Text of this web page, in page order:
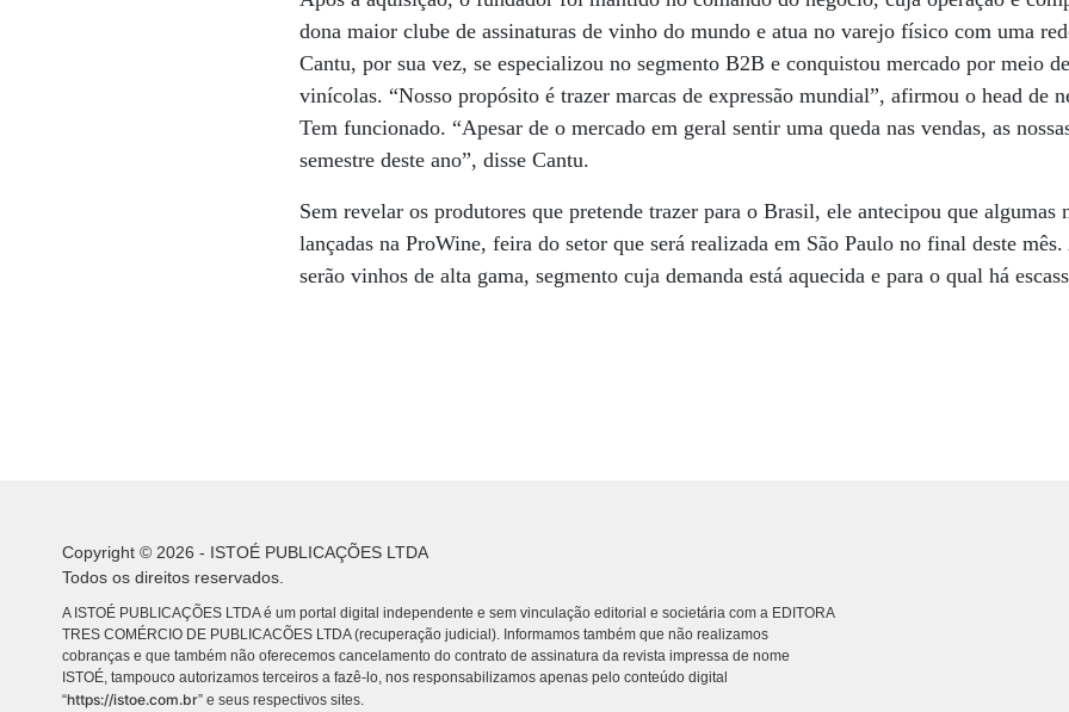
dona maior clube de assinaturas de vinho do mundo e atua no varejo físico com uma
Cantu, por sua vez, se especializou no segmento B2B e conquistou mercado por meio
vinícolas. “Nosso propósito é trazer marcas de expressão mundial”, afirmou o head de
Tem funcionado. “Apesar de o mercado em geral sentir uma queda nas vendas, as
semestre deste ano”, disse Cantu.
Sem revelar os produtores que pretende trazer para o Brasil, ele antecipou que algumas
lançadas na ProWine, feira do setor que será realizada em São Paulo no final deste
serão vinhos de alta gama, segmento cuja demanda está aquecida e para o qual há
Copyright © 2026 - ISTOÉ PUBLICAÇÕES LTDA
Todos os direitos reservados.
A ISTOÉ PUBLICAÇÕES LTDA é um portal digital independente e sem vinculação editorial e societária com a EDITORA
TRES COMÉRCIO DE PUBLICACÕES LTDA (recuperação judicial). Informamos também que não realizamos
cobranças e que também não oferecemos cancelamento do contrato de assinatura da revista impressa de nome
ISTOÉ, tampouco autorizamos terceiros a fazê-lo, nos responsabilizamos apenas pelo conteúdo digital
“https://istoe.com.br” e seus respectivos sites.